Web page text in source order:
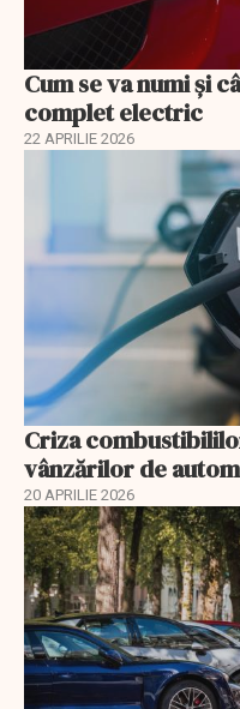
Cum se va numi şi
complet electric
22 APRILIE 2026
Criza
vânzărilor de
20 APRILIE 2026